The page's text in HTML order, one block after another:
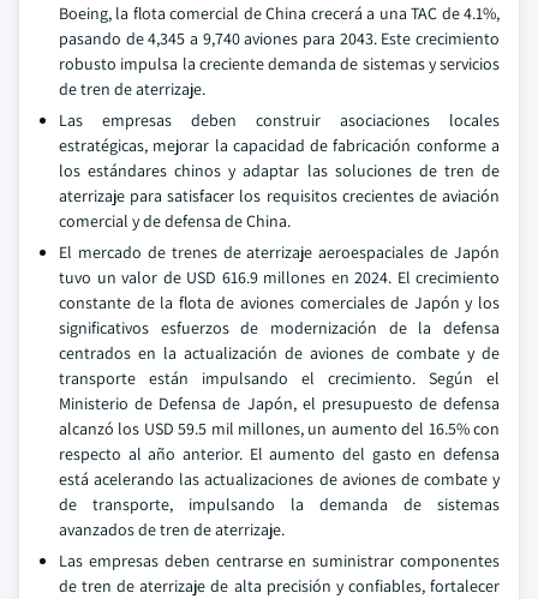
Boeing, la flota comercial de China crecerá a una TAC de 4.1%,
pasando de 4,345 a 9,740 aviones para 2043. Este crecimiento
robusto impulsa la creciente demanda de sistemas y servicios
de tren de aterrizaje.
Las empresas deben construir asociaciones locales
estratégicas, mejorar la capacidad de fabricación conforme a
los estándares chinos y adaptar las soluciones de tren de
aterrizaje para satisfacer los requisitos crecientes de aviación
comercial y de defensa de China.
El mercado de trenes de aterrizaje aeroespaciales de Japón
tuvo un valor de USD 616.9 millones en 2024. El crecimiento
constante de la flota de aviones comerciales de Japón y los
significativos esfuerzos de modernización de la defensa
centrados en la actualización de aviones de combate y de
transporte están impulsando el crecimiento. Según el
Ministerio de Defensa de Japón, el presupuesto de defensa
alcanzó los USD 59.5 mil millones, un aumento del 16.5% con
respecto al año anterior. El aumento del gasto en defensa
está acelerando las actualizaciones de aviones de combate y
de transporte, impulsando la demanda de sistemas
avanzados de tren de aterrizaje.
Las empresas deben centrarse en suministrar componentes
de tren de aterrizaje de alta precisión y confiables, fortalecer